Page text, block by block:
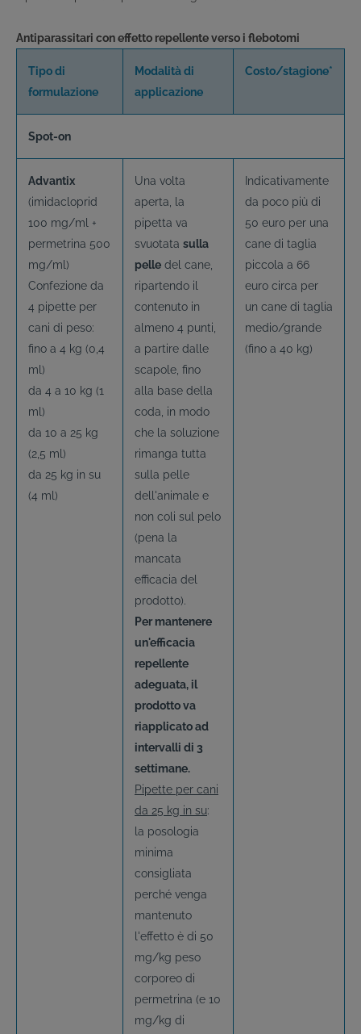
Antiparassitari con effetto repellente verso i flebotomi
Tipo di
formulazione
Modalità di
applicazione
Costo/stagione*
Spot-on
Advantix
(imidacloprid
100 mg/ml +
permetrina 500
mg/ml)
Confezione da
4 pipette per
cani di peso:
fino a 4 kg (0,4
ml)
da 4 a 10 kg (1
ml)
da 10 a 25 kg
(2,5 ml)
da 25 kg in su
(4 ml)
Una volta
aperta, la
pipetta va
svuotata sulla
pelle del cane,
ripartendo il
contenuto in
almeno 4 punti,
a partire dalle
scapole, fino
alla base della
coda, in modo
che la soluzione
rimanga tutta
sulla pelle
dell'animale e
non coli sul pelo
(pena la
mancata
efficacia del
prodotto).
Per mantenere
un'efficacia
repellente
adeguata, il
prodotto va
riapplicato ad
intervalli di 3
settimane.
Pipette per cani
da 25 kg in su:
la posologia
minima
consigliata
perché venga
mantenuto
l'effetto è di 50
mg/kg peso
corporeo di
permetrina (e 10
mg/kg di
Indicativamente
da poco più di
50 euro per una
cane di taglia
piccola a 66
euro circa per
un cane di taglia
medio/grande
(fino a 40 kg)